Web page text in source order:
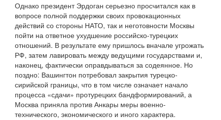
Однако президент Эрдоган серьезно просчитался как в
вопросе полной поддержки своих провокационных
действий со стороны НАТО, так и неготовности Москвы
пойти на ответное ухудшение российско-турецких
отношений. В результате ему пришлось вначале угрожать
РФ, затем лавировать между ведущими государствами и,
наконец, фактически оправдываться за содеянное. Но
поздно: Вашингтон потребовал закрытия турецко-
сирийской границы, что в том числе означает начало
процесса «сдачи» протурецких бандформирований, а
Москва приняла против Анкары меры военно-
технического, экономического и иного характера.